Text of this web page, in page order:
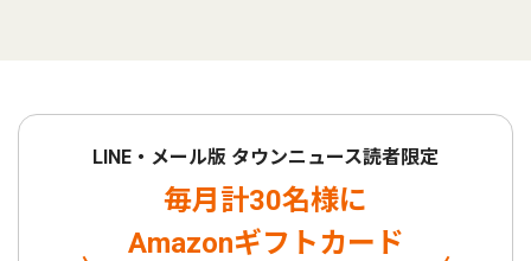
LINE・メール版 タウンニュース読者限定
毎月計30名様に
Amazonギフトカード